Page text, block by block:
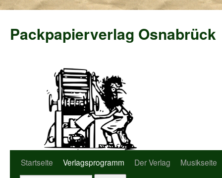
Packpapierverlag Osnabrück
Startseite Verlagsprogramm Der Verlag Musikseite